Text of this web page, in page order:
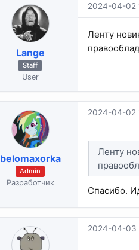
Lange
Staff
User
2024-04-02
Ленту
belomaxorka
Admin
Разработчик
2024-04-02
Ленту
Спасибо.
2024-04-03